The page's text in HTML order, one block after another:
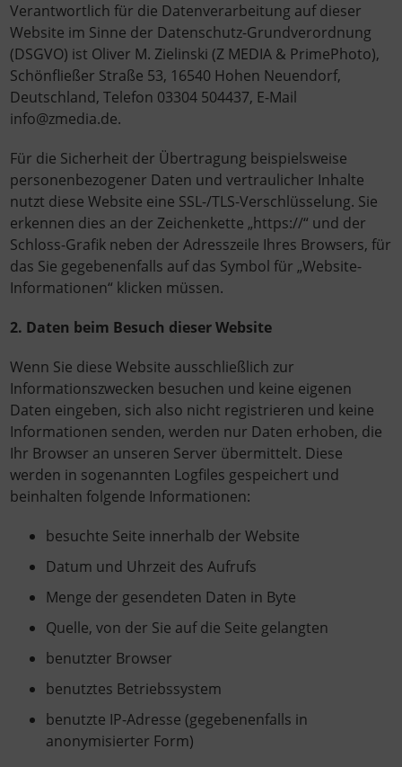
Verantwortlich für die Datenverarbeitung auf dieser
Website im Sinne der Datenschutz-Grundverordnung
(DSGVO) ist Oliver M. Zielinski (Z MEDIA & PrimePhoto),
Schönfließer Straße 53, 16540 Hohen Neuendorf,
Deutschland, Telefon 03304 504437, E-Mail
info@zmedia.de.
Für die Sicherheit der Übertragung beispielsweise
personenbezogener Daten und vertraulicher Inhalte
nutzt diese Website eine SSL-/TLS-Verschlüsselung. Sie
erkennen dies an der Zeichenkette „https://“ und der
Schloss-Grafik neben der Adresszeile Ihres Browsers, für
das Sie gegebenenfalls auf das Symbol für „Website-
Informationen“ klicken müssen.
2. Daten beim Besuch dieser Website
Wenn Sie diese Website ausschließlich zur
Informationszwecken besuchen und keine eigenen
Daten eingeben, sich also nicht registrieren und keine
Informationen senden, werden nur Daten erhoben, die
Ihr Browser an unseren Server übermittelt. Diese
werden in sogenannten Logfiles gespeichert und
beinhalten folgende Informationen:
besuchte Seite innerhalb der Website
Datum und Uhrzeit des Aufrufs
Menge der gesendeten Daten in Byte
Quelle, von der Sie auf die Seite gelangten
benutzter Browser
benutztes Betriebssystem
benutzte IP-Adresse (gegebenenfalls in
anonymisierter Form)